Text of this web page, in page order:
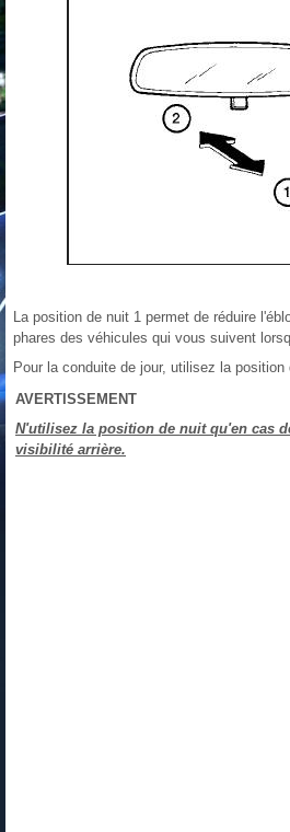
La position de nuit 1 permet de réduire
phares des véhicules qui vous suivent
Pour la conduite de jour, utilisez la position
AVERTISSEMENT
N'utilisez la position de nuit qu'en cas
visibilité arrière.